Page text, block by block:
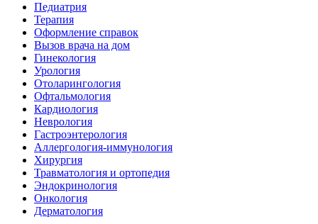
Педиатрия
Терапия
Оформление справок
Вызов врача на дом
Гинекология
Урология
Отоларингология
Офтальмология
Кардиология
Неврология
Гастроэнтерология
Аллергология-иммунология
Хирургия
Травматология и ортопедия
Эндокринология
Онкология
Дерматология